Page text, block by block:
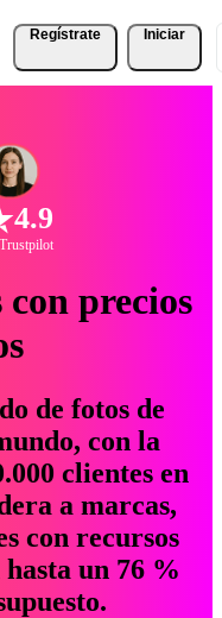
Regístrate Iniciar
4.9
con precios
de fotos de
con la
clientes en
a marcas,
con recursos
un 76 %